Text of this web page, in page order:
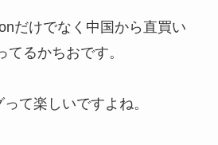
だけでなく中国から直買い
るかちおです。
て楽しいですよね。